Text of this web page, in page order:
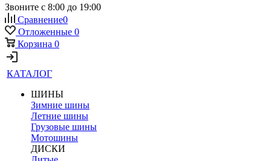
Звоните с 8:00 до 19:00
Сравнение0
Отложенные 0
Корзина 0
КАТАЛОГ
ШИНЫ
Зимние шины
Летние шины
Грузовые шины
Мотошины
ДИСКИ